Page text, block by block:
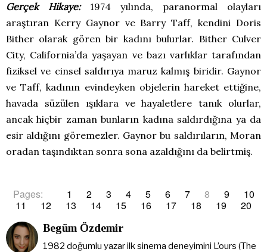
Gerçek Hikaye:1974 yılında, paranormal olayları
araştıran Kerry Gaynor ve Barry Taff, kendini Doris
Bither olarak gören bir kadını bulurlar. Bither Culver
City, California’da yaşayan ve bazı varlıklar tarafından
fiziksel ve cinsel saldırıya maruz kalmış biridir. Gaynor
ve Taff, kadının evindeyken objelerin hareket ettiğine,
havada süzülen ışıklara ve hayaletlere tanık olurlar,
ancak hiçbir zaman bunların kadına saldırdığına ya da
esir aldığını göremezler. Gaynor bu saldırıların, Moran
oradan taşındıktan sonra sona azaldığını da belirtmiş.
Pages: 1 2 3 4 5 6 7 8 9
10
11
12 13 14 15 16 17 18 19 20
Begüm Özdemir
1982 doğumlu yazar ilk sinema deneyimini L’ours (The